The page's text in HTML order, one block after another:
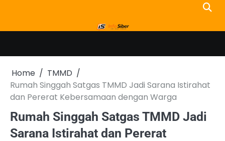
content
Home
TMMD
Rumah Singgah Satgas TMMD Jadi Sarana Istirahat
dan Pererat Kebersamaan dengan Warga
Rumah Singgah Satgas TMMD Jadi
Sarana Istirahat dan Pererat